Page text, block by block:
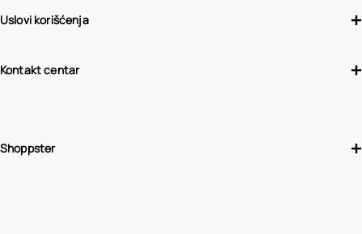
Uslovi korišćenja
Kontakt centar
Shoppster